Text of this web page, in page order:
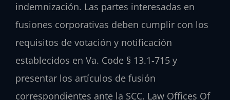
indemnización. Las partes interesadas en
fusiones corporativas deben cumplir con los
requisitos de votación y notificación
establecidos en Va. Code § 13.1-715 y
presentar los artículos de fusión
correspondientes ante la SCC. Law Offices Of